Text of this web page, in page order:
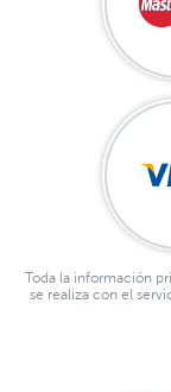
Toda la información
se realiza con el